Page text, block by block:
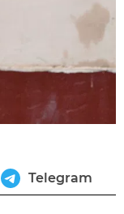
Telegram